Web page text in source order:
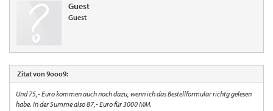
Guest
Guest
Zitat von 9ooo9:
Und 75,- Euro kommen auch noch dazu, wenn ich das Bestellformular richtg gelesen
habe. In der Summe also 87,- Euro für 3000 MM.